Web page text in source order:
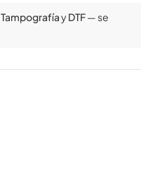
TampografíayDTF— se